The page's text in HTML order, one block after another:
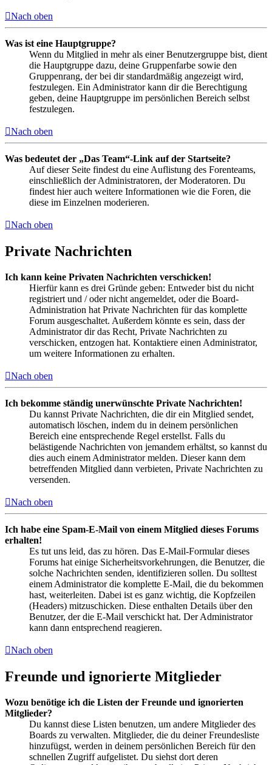
Nach oben
Was ist eine Hauptgruppe?
Wenn du Mitglied in mehr als einer Benutzergruppe bist, dient
die Hauptgruppe dazu, deine Gruppenfarbe sowie den
Gruppenrang, der bei dir standardmäßig angezeigt wird,
festzulegen. Ein Administrator kann dir die Berechtigung
geben, deine Hauptgruppe im persönlichen Bereich selbst
festzulegen.
Nach oben
Was bedeutet der „Das Team“-Link auf der Startseite?
Auf dieser Seite findest du eine Auflistung des Forenteams,
einschließlich der Administratoren, der Moderatoren. Du
findest hier auch weitere Informationen wie die Foren, die
diese im Einzelnen moderieren.
Nach oben
Private Nachrichten
Ich kann keine Privaten Nachrichten verschicken!
Hierfür kann es drei Gründe geben: Entweder bist du nicht
registriert und / oder nicht angemeldet, oder die Board-
Administration hat Private Nachrichten für das komplette
Forum ausgeschaltet. Außerdem könnte es sein, dass der
Administrator dir das Recht, Private Nachrichten zu
verschicken, entzogen hat. Kontaktiere einen Administrator,
um weitere Informationen zu erhalten.
Nach oben
Ich bekomme ständig unerwünschte Private Nachrichten!
Du kannst Private Nachrichten, die dir ein Mitglied sendet,
automatisch löschen, indem du in deinem persönlichen
Bereich eine entsprechende Regel erstellst. Falls du
belästigende Nachrichten von jemandem erhältst, so kannst du
dies auch einem Administrator melden. Dieser kann dem
betreffenden Mitglied dann verbieten, Private Nachrichten zu
versenden.
Nach oben
Ich habe eine Spam-E-Mail von einem Mitglied dieses Forums
erhalten!
Es tut uns leid, das zu hören. Das E-Mail-Formular dieses
Forums hat einige Sicherheitsvorkehrungen, die Benutzer, die
solche Nachrichten senden, identifizieren sollen. Du solltest
einem Administrator die komplette E-Mail, die du bekommen
hast, weiterleiten. Dabei ist es ganz wichtig, die Kopfzeilen
(Headers) mitzuschicken. Diese enthalten Details über den
Benutzer, der die E-Mail verschickt hat. Der Administrator
kann dann entsprechend reagieren.
Nach oben
Freunde und ignorierte Mitglieder
Wozu benötige ich die Listen der Freunde und ignorierten
Mitglieder?
Du kannst diese Listen benutzen, um andere Mitglieder des
Boards zu verwalten. Mitglieder, die du deiner Freundesliste
hinzufügst, werden in deinem persönlichen Bereich für den
schnellen Zugriff aufgelistet. Du siehst dort deren